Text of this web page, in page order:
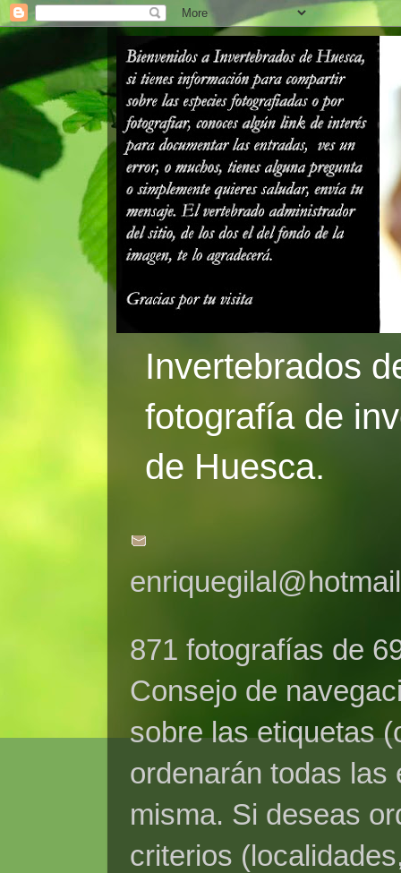
Invertebrados
fotografía de
de Huesca.
871 fotografías de
Consejo de
sobre las etiquetas
ordenarán todas las
misma. Si deseas
criterios